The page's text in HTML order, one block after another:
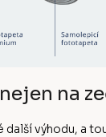
na
další výhodu, a